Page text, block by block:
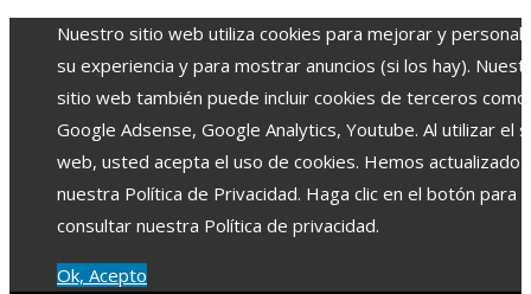
Nuestro sitio web utiliza cookies para mejorar y
su experiencia y para mostrar anuncios (si los hay).
sitio web también puede incluir cookies de terceros como
Google Adsense, Google Analytics, Youtube. Al utilizar el
web, usted acepta el uso de cookies. Hemos actualizado
nuestra Política de Privacidad. Haga clic en el botón para
consultar nuestra Política de privacidad.
Ok, Acepto